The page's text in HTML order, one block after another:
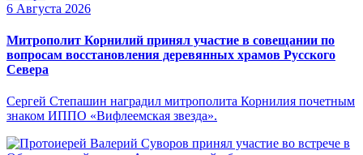
6 Августа 2026
Митрополит Корнилий принял участие в совещании по
вопросам восстановления деревянных храмов Русского
Севера
Сергей Степашин наградил митрополита Корнилия почетным
знаком ИППО «Вифлеемская звезда».